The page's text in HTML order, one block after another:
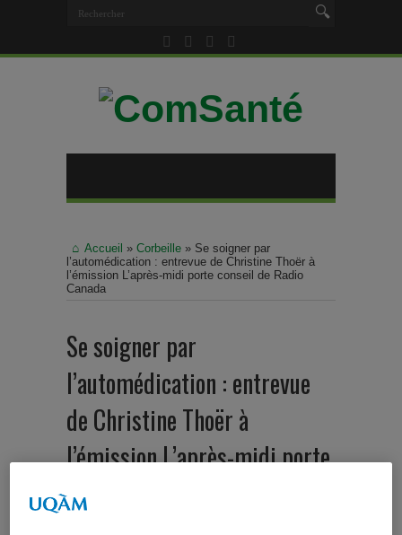
Accueil » Corbeille » Se soigner par
l’automédication : entrevue de Christine Thoër à
l’émission L’après-midi porte conseil de Radio
Canada
Se soigner par
l’automédication : entrevue
de Christine Thoër à
l’émission L’après-midi porte
conseil de Radio Canada